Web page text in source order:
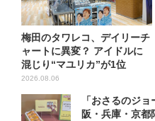
梅田のタワレコ、デイリーチ
ャートに異変？ アイドルに
混じり“マユリカ”が1位
に…...
2026.08.06
「おさるのジ
阪・兵庫・京都